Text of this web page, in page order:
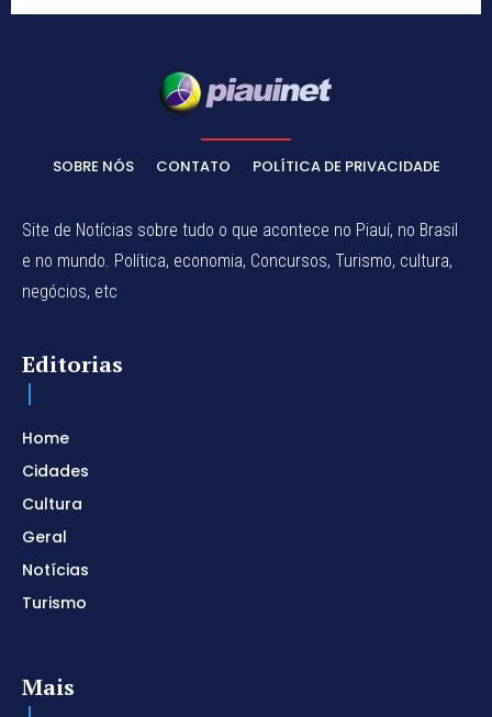
SOBRE NÓS CONTATO POLÍTICA DE PRIVACIDADE
Site de Notícias sobre tudo o que acontece no Piauí, no Brasil
e no mundo. Política, economia, Concursos, Turismo, cultura,
negócios, etc
Editorias
Home
Cidades
Cultura
Geral
Notícias
Turismo
Mais